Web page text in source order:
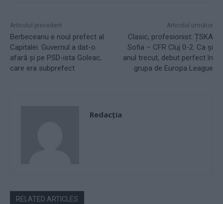
Articolul precedent
Berbeceanu e noul prefect al
Capitalei. Guvernul a dat-o
afară și pe PSD-ista Goleac,
care era subprefect
Articolul următor
Clasic, profesionist: ȚSKA
Sofia – CFR Cluj 0-2. Ca și
anul trecut, debut perfect în
grupa de Europa League
Redacţia
RELATED ARTICLES